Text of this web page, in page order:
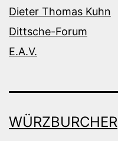
Dieter Thomas Kuhn
Dittsche-Forum
E.A.V.
WÜRZBURCHER